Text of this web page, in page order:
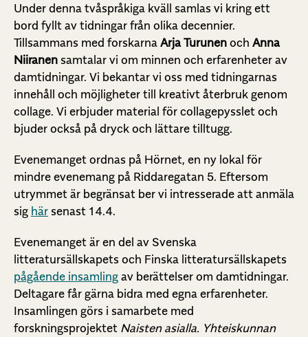
Under denna tvåspråkiga kväll samlas vi kring ett
bord fyllt av tidningar från olika decennier.
Tillsammans med forskarna Arja Turunen och Anna
Niiranen samtalar vi om minnen och erfarenheter av
damtidningar. Vi bekantar vi oss med tidningarnas
innehåll och möjligheter till kreativt återbruk genom
collage. Vi erbjuder material för collagepysslet och
bjuder också på dryck och lättare tilltugg.
Evenemanget ordnas på Hörnet, en ny lokal för
mindre evenemang på Riddaregatan 5. Eftersom
utrymmet är begränsat ber vi intresserade att anmäla
sig här senast 14.4.
Evenemanget är en del av Svenska
litteratursällskapets och Finska litteratursällskapets
pågående insamling av berättelser om damtidningar.
Deltagare får gärna bidra med egna erfarenheter.
Insamlingen görs i samarbete med
forskningsprojektet Naisten asialla. Yhteiskunnan